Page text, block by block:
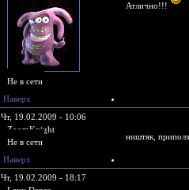
Не в сети
Атлично!!!
Наверх
Чт, 19.02.2009 - 10:06
ZoomKnight
Не в сети
ништяк,
Наверх
Чт, 19.02.2009 - 18:17